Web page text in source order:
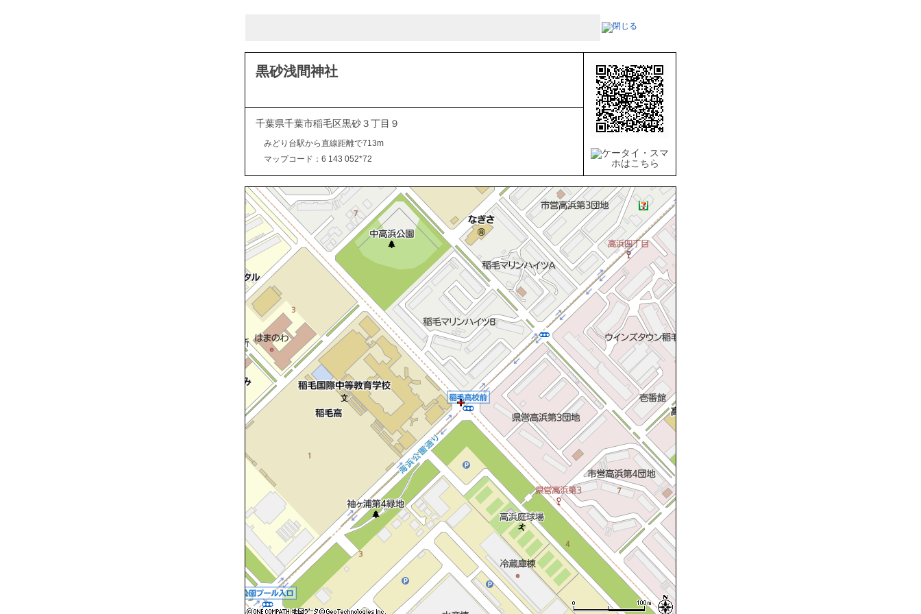
黒砂浅間神社
千葉県千葉市稲毛区黒砂３丁目９
みどり台駅から直線距離で713m
マップコード：6 143 052*72